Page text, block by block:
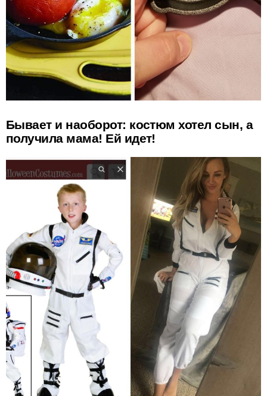
Бывает и наоборот: костюм хотел сын, а
получила мама! Ей идет!